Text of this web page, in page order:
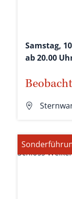
Samstag,
ab 20.00